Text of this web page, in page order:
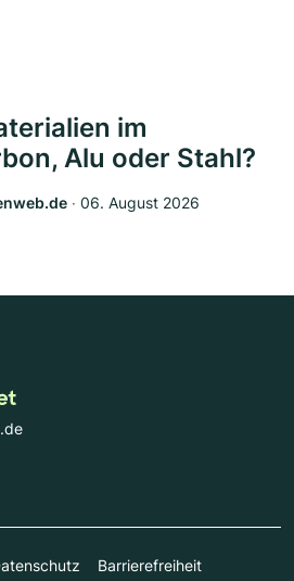
im
Alu oder Stahl?
‧ 06. August 2026
Barrierefreiheit